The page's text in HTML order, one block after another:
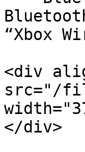
“Xbox
<div
src="/
</div>